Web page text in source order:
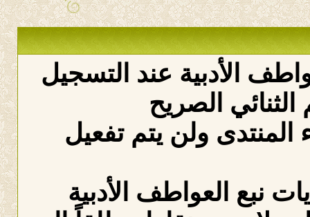
الأدبية عند التسجيل
الصريح
ولن يتم تفعيل
نبع العواطف الأدبية